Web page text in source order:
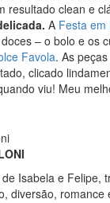
resultado clean e
A Festa em
– o bolo e os
Favola. As
clicado
viu! Meu
Isabela e Felipe,
diversão, romance